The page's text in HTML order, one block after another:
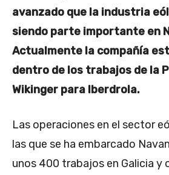
avanzado que la industria
siendo parte importante en
Actualmente la compañía
dentro de los trabajos de la
Wikinger para Iberdrola.
Las operaciones en el sector
las que se ha embarcado
unos 400 trabajos en Galicia y